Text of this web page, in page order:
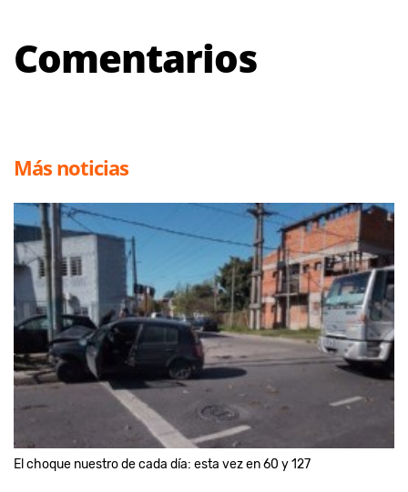
Comentarios
Más noticias
El choque nuestro de cada día: esta vez en 60 y 127